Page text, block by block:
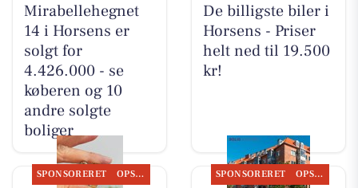
Mirabellehegnet
14 i Horsens er
solgt for
4.426.000 - se
køberen og 10
andre solgte
boliger
De billigste biler i
Horsens - Priser
helt ned til 19.500
kr!
SPONSORERET OPSLAGSTAVLEN SPONSORERET OPSLAGSTAVLEN